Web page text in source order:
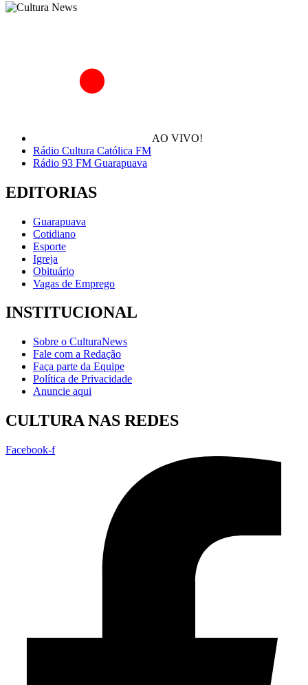
AO VIVO!
Rádio Cultura Católica FM
Rádio 93 FM Guarapuava
EDITORIAS
Guarapuava
Cotidiano
Esporte
Igreja
Obituário
Vagas de Emprego
INSTITUCIONAL
Sobre o CulturaNews
Fale com a Redação
Faça parte da Equipe
Política de Privacidade
Anuncie aqui
CULTURA NAS REDES
Facebook-f